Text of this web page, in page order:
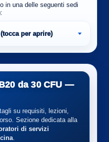
in una delle seguenti sedi
per aprire)
da 30 CFU —
su requisiti, lezioni,
Sezione dedicata alla
di servizi